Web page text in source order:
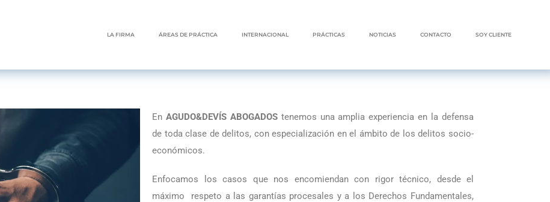
LA FIRMA ÁREAS DE PRÁCTICA INTERNACIONAL PRÁCTICAS NOTICIAS CONTACTO SOY CLIENTE
En AGUDO&DEVÍS ABOGADOStenemos una amplia experiencia en la defensa
de toda clase de delitos, con especialización en el ámbito de los delitos socio-
económicos.
Enfocamos los casos que nos encomiendan con rigor técnico, desde el
máximo respeto a las garantías procesales y a los Derechos Fundamentales,